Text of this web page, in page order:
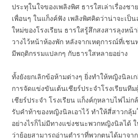
ประทุในใจของเพลิงพิศ ธารใสเล่าเรื่องช
เพื่อนๆ ในแก็งค์ฟัง เพลิงพิศคิดว่าน่าจะเป็
ใหม่ของโรงเรียน ธารใสรู้สึกสงสารลุงหน้
วางไว้หน้าห้องพัก หลังจากเหตุการณ์ที่เช
มีพฤติกรรมแปลกๆ กับธารใสหลายอย่าง
ทั้งยังยกเลิกข้อห้ามต่างๆ ยิ่งทำให้หญิงนิล
การจัดแข่งขันเต้นเชียร์ประจำโรงเรียนที
เชียร์ประจำ โรงเรียน แก็งค์กุหลาบไฟไม่
รับคำท้าของหญิงนิลเอาไว้ ทำให้สี่สาวกลุ้ม
อย่างไรก็ไม่มีทางแข่งชนะพวกหญิงนิลได้
ว่าย้อยสามารถอ่านตำราที่พวกตนได้มาจา